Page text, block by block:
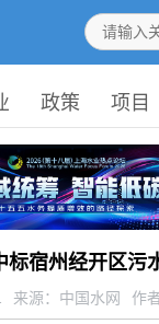
政策 项目
标宿州经开区污
来源： 中国水网 作